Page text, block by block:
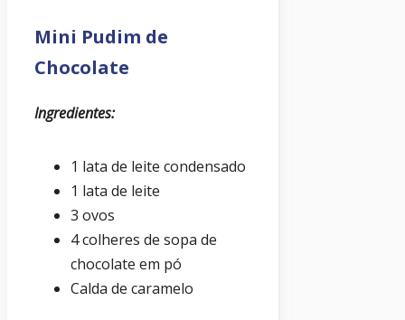
Mini Pudim de
Chocolate
Ingredientes:
1 lata de leite condensado
1 lata de leite
3 ovos
4 colheres de sopa de
chocolate em pó
Calda de caramelo